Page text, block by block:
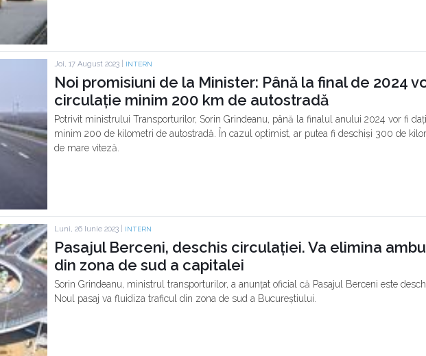
Joi, 17 August 2023 | INTERN
Noi promisiuni de la Minister: Până la final de 2024
circulație minim 200 km de autostradă
Potrivit ministrului Transporturilor, Sorin Grindeanu, până la finalul anului 2024 vor fi
minim 200 de kilometri de autostradă. În cazul optimist, ar putea fi deschiși 300 de
de mare viteză.
Luni, 26 Iunie 2023 | INTERN
Pasajul Berceni, deschis circulației. Va elimina
din zona de sud a capitalei
Sorin Grindeanu, ministrul transporturilor, a anunțat oficial că Pasajul Berceni este
Noul pasaj va fluidiza traficul din zona de sud a Bucureștiului.